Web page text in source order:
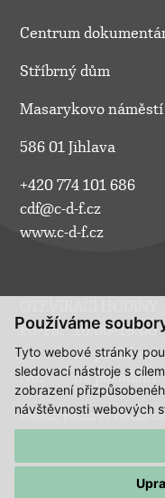
Používáme
Tyto webové stránky
sledovací nástroje s
zobrazení
návštěvnosti webových
Centrum
Stříbrný dům
Masarykovo náměstí
586 01 Jihlava
+420 774 101 686
cdf@c-d-f.cz
www.c-d-f.cz
Po–Pá:
10.00–18.00
So:
na požádání
Ne:
na požádání
Polední pauza ve všední